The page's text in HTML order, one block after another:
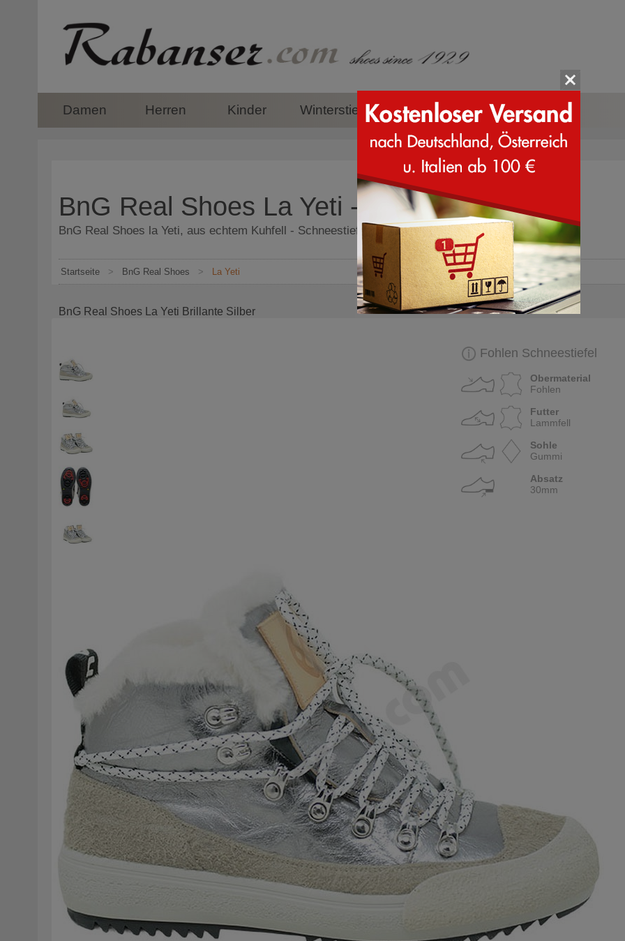
Damen Herren Kinder Winterstiefel Zubehör Marken
BnG Real Shoes La Yeti - Schneestiefel
BnG Real Shoes la Yeti, aus echtem Kuhfell - Schneestiefel
Startseite > BnG Real Shoes > La Yeti
BnG Real Shoes La Yeti Brillante Silber
Fohlen Schneestiefel
Obermaterial
Fohlen
Futter
Lammfell
Sohle
Gummi
Absatz
30mm